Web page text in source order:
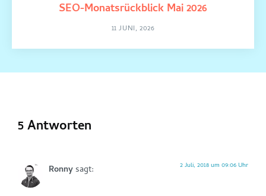
SEO-Monatsrückblick Mai 2026
11 JUNI, 2026
5 Antworten
Ronnysagt: 2 Juli, 2018 um 09:06 Uhr